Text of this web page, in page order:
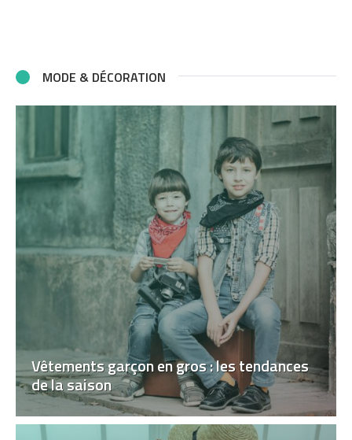
MODE & DÉCORATION
Vêtements garçon en gros : les tendances
de la saison